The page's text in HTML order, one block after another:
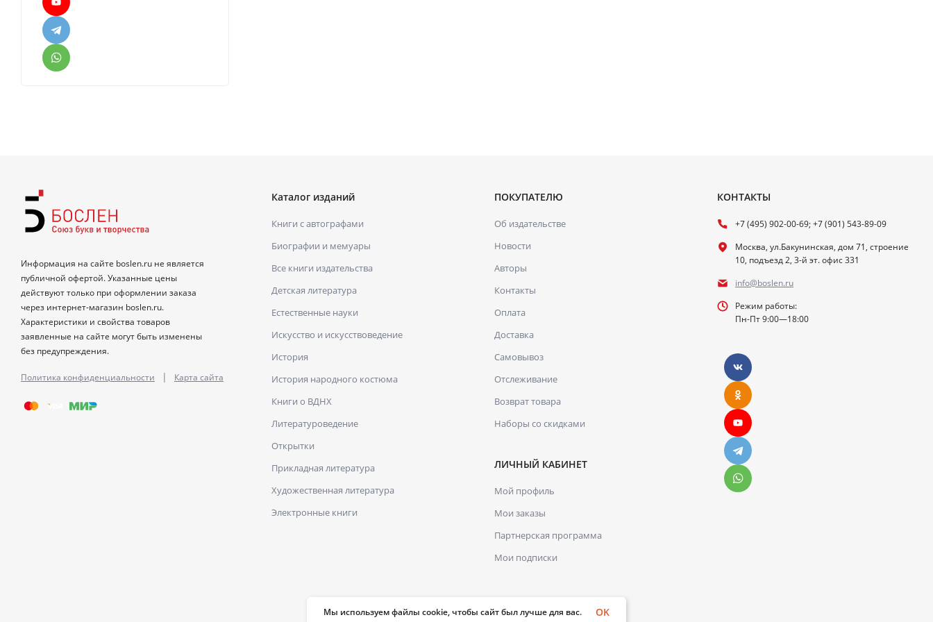
Информация на сайте boslen.ru не является
публичной офертой. Указанные цены
действуют только при оформлении заказа
через интернет-магазин boslen.ru.
Характеристики и свойства товаров
заявленные на сайте могут быть изменены
без предупреждения.
Политика конфиденциальности | Карта сайта
Каталог изданий
Книги с автографами
Биографии и мемуары
Все книги издательства
Детская литература
Естественные науки
Искусство и искусствоведение
История
История народного костюма
Книги о ВДНХ
Литературоведение
Открытки
Прикладная литература
Художественная литература
Электронные книги
ПОКУПАТЕЛЮ
Об издательстве
Новости
Авторы
Контакты
Оплата
Доставка
Самовывоз
Отслеживание
Возврат товара
Наборы со скидками
ЛИЧНЫЙ КАБИНЕТ
Мой профиль
Мои заказы
Партнерская программа
Мои подписки
КОНТАКТЫ
+7 (495) 902-00-69; +7 (901) 543-89-09
Москва, ул.Бакунинская, дом 71, строение
10, подъезд 2, 3-й эт. офис 331
info@boslen.ru
Режим работы:
Пн-Пт 9:00—18:00
Мы используем файлы cookie, чтобы сайт был лучше для вас. OK